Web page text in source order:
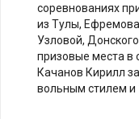
соревнованиях
из Тулы,
Узловой,
призовые места в
Качанов Кирилл
вольным стилем и